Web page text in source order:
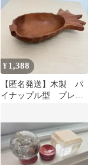
¥ 1,388
【匿名発送】木製 パ
イナップル型 プレー